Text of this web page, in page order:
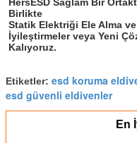
HersESD Sağlam Bir
Birlikte
Statik Elektriği Ele Alma
İyileştirmeler veya Yeni
Kalıyoruz.
Etiketler: esd koruma
esd güvenli eldivenler
En